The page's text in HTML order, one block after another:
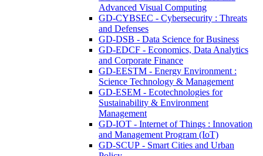
Advanced Visual Computing
GD-CYBSEC - Cybersecurity : Threats
and Defenses
GD-DSB - Data Science for Business
GD-EDCF - Economics, Data Analytics
and Corporate Finance
GD-EESTM - Energy Environment :
Science Technology & Management
GD-ESEM - Ecotechnologies for
Sustainability & Environment
Management
GD-IOT - Internet of Things : Innovation
and Management Program (IoT)
GD-SCUP - Smart Cities and Urban